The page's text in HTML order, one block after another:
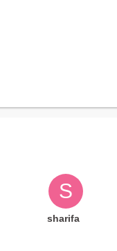
S
sharifa